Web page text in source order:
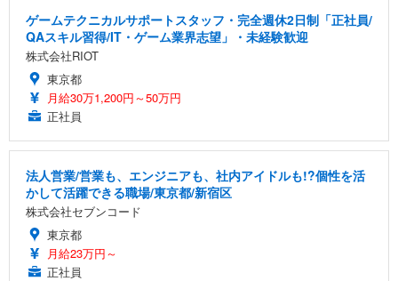
ゲームテクニカルサポートスタッフ・完全週休2日制「正社員/
QAスキル習得/IT・ゲーム業界志望」・未経験歓迎
株式会社RIOT
東京都
月給30万1,200円～50万円
正社員
法人営業/営業も、エンジニアも、社内アイドルも!?個性を活
かして活躍できる職場/東京都/新宿区
株式会社セブンコード
東京都
月給23万円～
正社員